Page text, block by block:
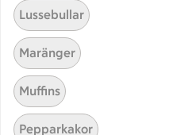
Lussebullar
Maränger
Muffins
Pepparkakor